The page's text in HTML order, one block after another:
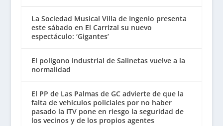
La Sociedad Musical Villa de Ingenio presenta
este sábado en El Carrizal su nuevo
espectáculo: ‘Gigantes’
El polígono industrial de Salinetas vuelve a la
normalidad
El PP de Las Palmas de GC advierte de que la
falta de vehículos policiales por no haber
pasado la ITV pone en riesgo la seguridad de
los vecinos y de los propios agentes